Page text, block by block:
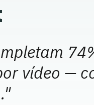
vídeo —
"